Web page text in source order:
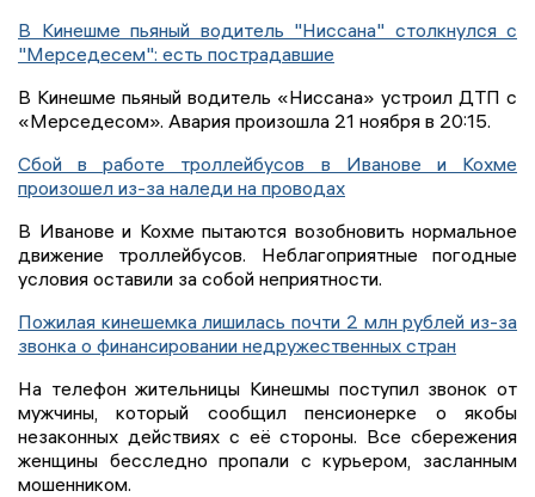
В Кинешме пьяный водитель "Ниссана" столкнулся с
"Мерседесем": есть пострадавшие
В Кинешме пьяный водитель «Ниссана» устроил ДТП с
«Мерседесом». Авария произошла 21 ноября в 20:15.
Сбой в работе троллейбусов в Иванове и Кохме
произошел из-за наледи на проводах
В Иванове и Кохме пытаются возобновить нормальное
движение троллейбусов. Неблагоприятные погодные
условия оставили за собой неприятности.
Пожилая кинешемка лишилась почти 2 млн рублей из-за
звонка о финансировании недружественных стран
На телефон жительницы Кинешмы поступил звонок от
мужчины, который сообщил пенсионерке о якобы
незаконных действиях с её стороны. Все сбережения
женщины бесследно пропали с курьером, засланным
мошенником.